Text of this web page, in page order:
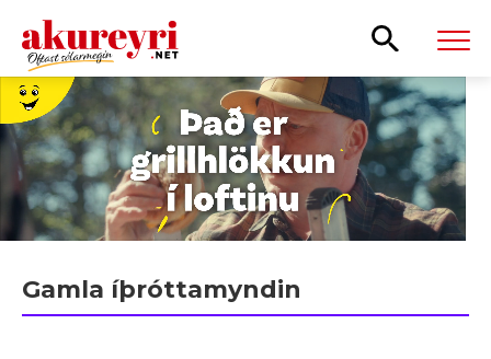
Leita
Gamla íþróttamyndin